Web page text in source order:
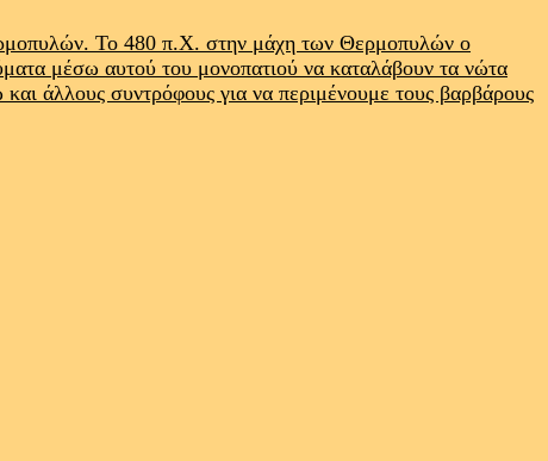
Το 480 π.Χ. στην μάχη των Θερμοπυλών ο
μέσω αυτού του μονοπατιού να καταλάβουν τα νώτα
άλλους συντρόφους για να περιμένουμε τους βαρβάρους